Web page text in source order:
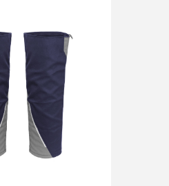
Piekrītu SIA Hards
lietošanas noteikumiem
Piekrītu saņemt
pastā